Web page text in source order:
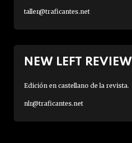
taller@traficantes.net
NEW LEFT REVIEW
Edición en castellano de la revista.
nlr@traficantes.net